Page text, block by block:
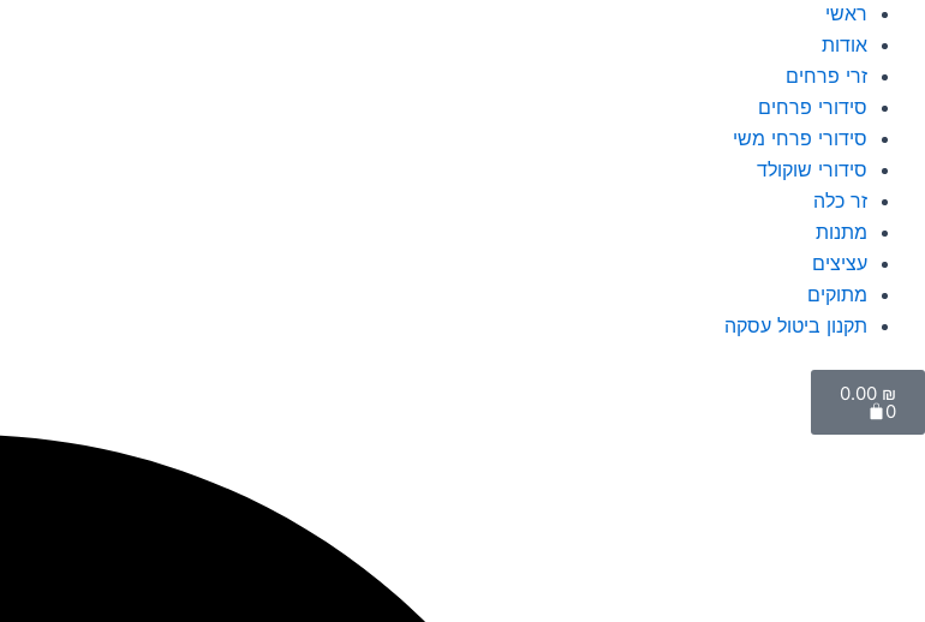
ראשי
אודות
זרי פרחים
סידורי פרחים
סידורי פרחי משי
סידורי שוקולד
זר כלה
מתנות
עציצים
מתוקים
תקנון ביטול עסקה
0.00 ₪
0
עגלת
קניות